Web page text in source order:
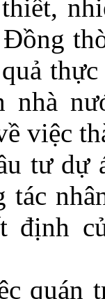
Đồng
nhà
việc
tư dự
tác
định
quán